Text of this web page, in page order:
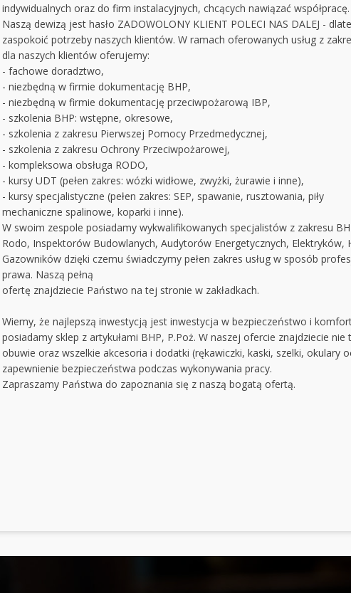
indywidualnych oraz do firm instalacyjnych, chcących nawiązać współpracę.
Naszą dewizą jest hasło ZADOWOLONY KLIENT POLECI NAS DALEJ -
zaspokoić potrzeby naszych klientów. W ramach oferowanych usług z
dla naszych klientów oferujemy:
- fachowe doradztwo,
- niezbędną w firmie dokumentację BHP,
- niezbędną w firmie dokumentację przeciwpożarową IBP,
- szkolenia BHP: wstępne, okresowe,
- szkolenia z zakresu Pierwszej Pomocy Przedmedycznej,
- szkolenia z zakresu Ochrony Przeciwpożarowej,
- kompleksowa obsługa RODO,
- kursy UDT (pełen zakres: wózki widłowe, zwyżki, żurawie i inne),
- kursy specjalistyczne (pełen zakres: SEP, spawanie, rusztowania, piły
mechaniczne spalinowe, koparki i inne).
W swoim zespole posiadamy wykwalifikowanych specjalistów z zakresu
Rodo, Inspektorów Budowlanych, Audytorów Energetycznych, Elektryków,
Gazowników dzięki czemu świadczymy pełen zakres usług w sposób
prawa. Naszą pełną
ofertę znajdziecie Państwo na tej stronie w zakładkach.
Wiemy, że najlepszą inwestycją jest inwestycja w bezpieczeństwo i
posiadamy sklep z artykułami BHP, P.Poż. W naszej ofercie znajdziecie
obuwie oraz wszelkie akcesoria i dodatki (rękawiczki, kaski, szelki, okulary
zapewnienie bezpieczeństwa podczas wykonywania pracy.
Zapraszamy Państwa do zapoznania się z naszą bogatą ofertą.